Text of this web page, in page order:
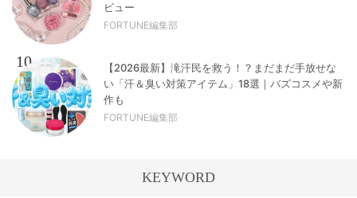
ビュー
FORTUNE編集部
10
【2026最新】滝汗民を救う！？まだまだ手放せな
い「汗＆臭い対策アイテム」18選｜バズコスメや新
作も
FORTUNE編集部
KEYWORD